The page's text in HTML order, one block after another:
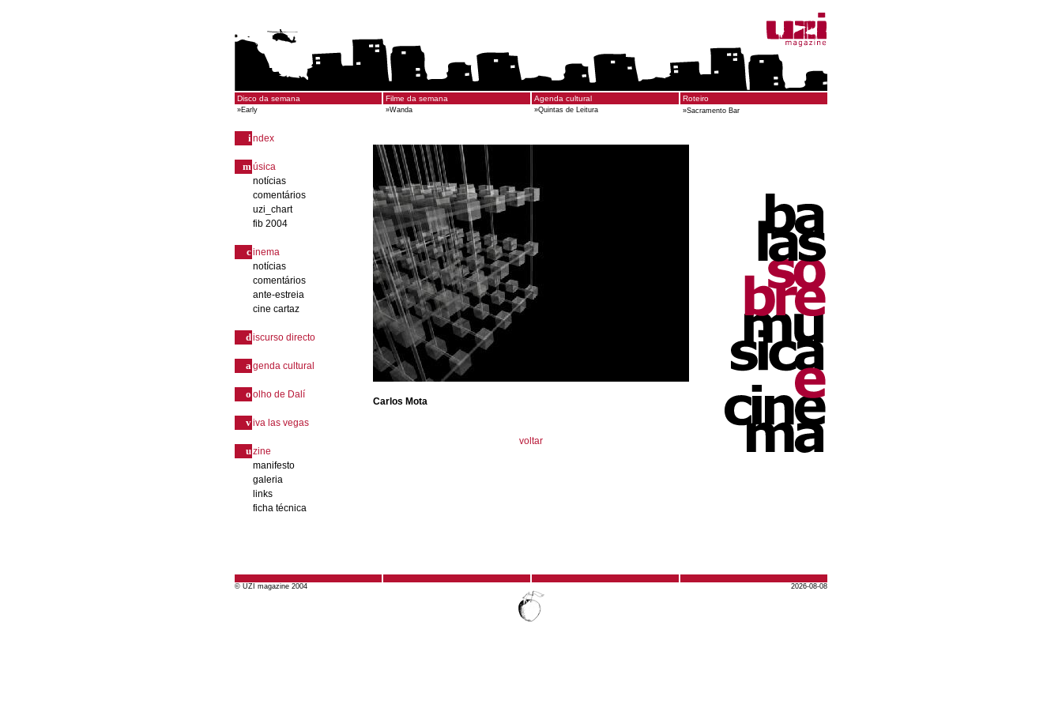
Disco da semana Filme da semana Agenda cultural Roteiro
»Early »Wanda »Quintas de Leitura »Sacramento Bar
index
música
notícias
comentários
uzi_chart
fib 2004
cinema
notícias
comentários
ante-estreia
cine cartaz
discurso directo
agenda cultural
o olho de Dalí
viva las vegas
uzine
manifesto
galeria
links
ficha técnica
Carlos Mota
voltar
© UZI magazine 2004 2026-08-08